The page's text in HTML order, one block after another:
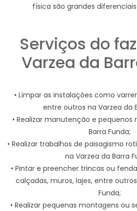
física são grandes
Serviços do
Varzea da
• Limpar as instalações como
entre outros na Varzea da
• Realizar manutenção e pequenos
Barra Funda;
• Realizar trabalhos de paisagismo
na Varzea da Barra
• Pintar e preencher trincas ou
calçadas, muros, lajes, entre
Funda;
• Realizar pequenas montagens ou